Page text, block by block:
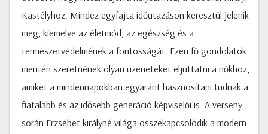
Kastélyhoz. Mindez egyfajta időutazáson keresztül jelenik
meg, kiemelve az életmód, az egészség és a
természetvédelmének a fontosságát. Ezen fő gondolatok
mentén szeretnének olyan üzeneteket eljuttatni a nőkhöz,
amiket a mindennapokban egyaránt hasznosítani tudnak a
fiatalabb és az idősebb generáció képviselői is. A verseny
során Erzsébet királyné világa összekapcsolódik a modern